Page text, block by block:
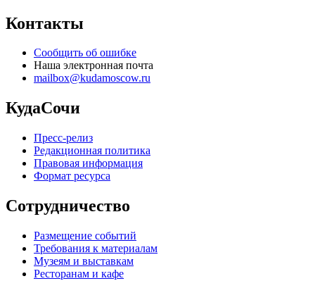
Контакты
Сообщить об ошибке
Наша электронная почта
mailbox@kudamoscow.ru
КудаСочи
Пресс-релиз
Редакционная политика
Правовая информация
Формат ресурса
Сотрудничество
Размещение событий
Требования к материалам
Музеям и выставкам
Ресторанам и кафе